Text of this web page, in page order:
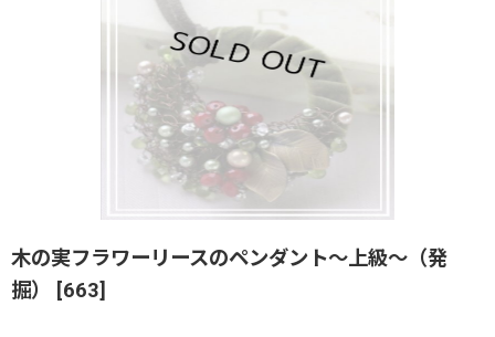
木の実フラワーリースのペンダント〜上級〜（発
掘）
[663]